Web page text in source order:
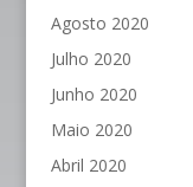
Agosto 2020
Julho 2020
Junho 2020
Maio 2020
Abril 2020